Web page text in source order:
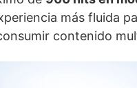
más fluida
contenido